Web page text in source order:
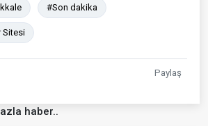
#Son dakika
Sitesi
Paylaş
haber..